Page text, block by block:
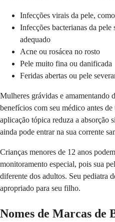
Infecções virais da pele,
Infecções bacterianas da
adequado
Acne ou rosácea no rosto
Pele muito fina ou danificada
Feridas abertas ou pele
Mulheres grávidas e amamentando
benefícios com seu médico antes
aplicação tópica reduza a absorção
ainda pode entrar na sua corrente
Crianças menores de 12 anos
monitoramento especial, pois sua
diferente dos adultos. Seu pediatra
apropriado para seu filho.
Nomes de Marcas de